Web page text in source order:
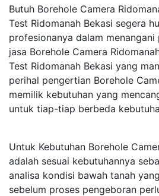
Butuh Borehole Camera
Test Ridomanah Bekasi segera
profesionanya dalam menangani
jasa Borehole Camera
Test Ridomanah Bekasi yang
perihal pengertian Borehole
memilik kebutuhan yang
untuk tiap-tiap berbeda
Untuk Kebutuhan Borehole
adalah sesuai kebutuhannya
analisa kondisi bawah tanah
sebelum proses pengeboran